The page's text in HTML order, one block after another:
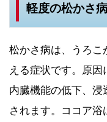
軽度の松かさ病
松かさ病は、うろこ
える症状です。原因
内臓機能の低下、浸
されます。ココア